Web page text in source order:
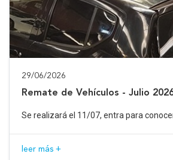
29/06/2026
Remate de Vehículos - Julio
Se realizará el 11/07, entra para
leer más +